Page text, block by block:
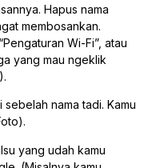
Hapus nama
membosankan.
Wi-Fi”, atau
yang mau ngeklik
nama tadi. Kamu
yang udah kamu